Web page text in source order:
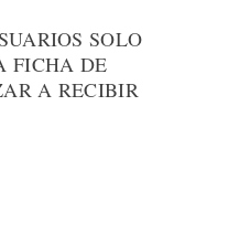
SOLO
FICHA DE
A RECIBIR